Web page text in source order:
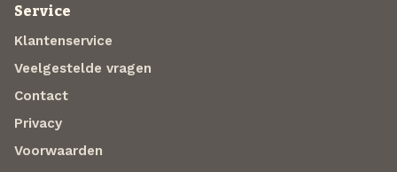
Service
Klantenservice
Veelgestelde vragen
Contact
Privacy
Voorwaarden